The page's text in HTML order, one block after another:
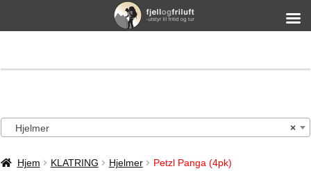
×
Hjelmer
Hjem KLATRING Hjelmer Petzl Panga (4pk)